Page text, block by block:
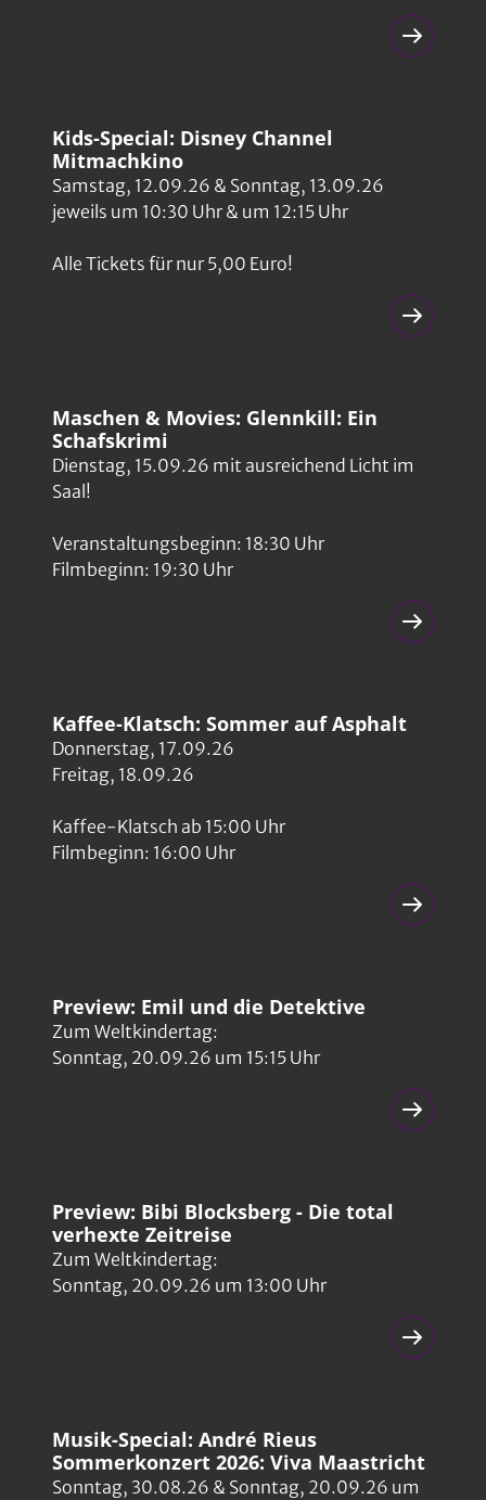
Kids-Special: Disney Channel
Mitmachkino
Samstag, 12.09.26 & Sonntag, 13.09.26
jeweils um 10:30 Uhr & um 12:15 Uhr
Alle Tickets für nur 5,00 Euro!
Maschen & Movies: Glennkill: Ein
Schafskrimi
Dienstag, 15.09.26 mit ausreichend Licht im
Saal!
Veranstaltungsbeginn: 18:30 Uhr
Filmbeginn: 19:30 Uhr
Kaffee-Klatsch: Sommer auf Asphalt
Donnerstag, 17.09.26
Freitag, 18.09.26
Kaffee-Klatsch ab 15:00 Uhr
Filmbeginn: 16:00 Uhr
Preview: Emil und die Detektive
Zum Weltkindertag:
Sonntag, 20.09.26 um 15:15 Uhr
Preview: Bibi Blocksberg - Die total
verhexte Zeitreise
Zum Weltkindertag:
Sonntag, 20.09.26 um 13:00 Uhr
Musik-Special: André Rieus
Sommerkonzert 2026: Viva Maastricht
Sonntag, 30.08.26 & Sonntag, 20.09.26 um